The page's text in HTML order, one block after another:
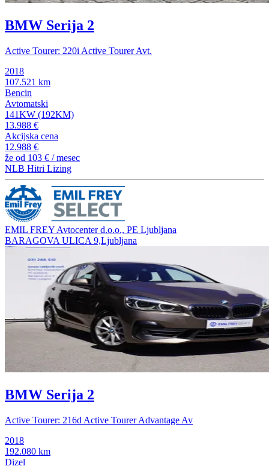
BMW Serija 2
Active Tourer: 220i Active Tourer Avt.
2018
107.521 km
Bencin
Avtomatski
141KW (192KM)
13.988 €
Akcijska cena
12.988 €
že od 103 € / mesec
NLB Hitri Lizing
EMIL FREY Avtocenter d.o.o., PE Ljubljana
BARAGOVA ULICA 9,Ljubljana
BMW Serija 2
Active Tourer: 216d Active Tourer Advantage Av
2018
192.080 km
Dizel